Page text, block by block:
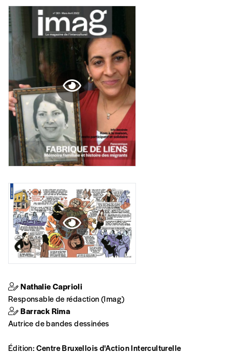
Les mots de passe ne correspondent pas
INSCRIPTION
*champs obligatoires
n’est pas indispensable. Il marque votre
volonté de soutenir nos activités.
NOS
FORMULES
Abonnement
1 an = 5 numéros
20€*/an
*Prix indicatif, frais de port inclus
Par numéro
5€*
Je m'abonne à l'Imag
Format papier (livraison uniquement
Nathalie Caprioli
Responsable de rédaction (Imag)
Barrack Rima
Autrice de bandes dessinées
Édition:Centre Bruxellois d'Action Interculturelle